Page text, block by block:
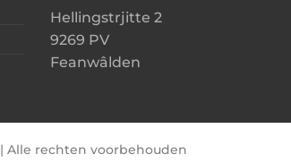
Hellingstrjitte 2
9269 PV
Feanwâlden
| Alle rechten voorbehouden